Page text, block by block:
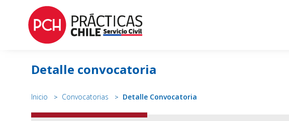
Detalle convocatoria
Inicio Convocatorias Detalle Convocatoria